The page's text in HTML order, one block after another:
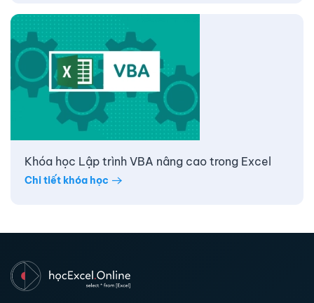
Khóa học Lập trình VBA nâng cao trong Excel
Chi tiết khóa học